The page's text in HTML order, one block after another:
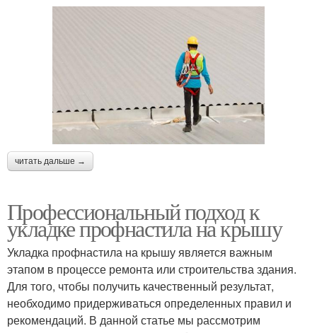
читать дальше →
Профессиональный подход к
укладке профнастила на крышу
Укладка профнастила на крышу является важным
этапом в процессе ремонта или строительства здания.
Для того, чтобы получить качественный результат,
необходимо придерживаться определенных правил и
рекомендаций. В данной статье мы рассмотрим